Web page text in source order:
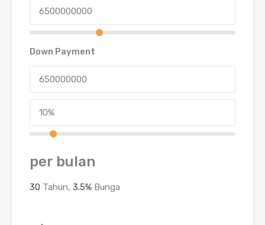
Down Payment
per bulan
30 Tahun, 3.5% Bunga